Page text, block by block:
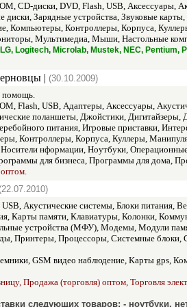
CD-диски, DVD, Flash, USB, Аксессуары,
Зарядные устройства, Звуковые
Компьютеры, Контроллеры, Корпуса,
Мультимедиа, Мыши, Настольные
Logitech, Microlab, Mustek, NEC, Pentium,
| (30.10.2009)
помощь.
Flash, USB, Адаптеры, Аксессуары,
поланшеты, Джойстики,
питания, Игровые приставки,
Контроллеры, Корпуса, Куллеры,
нформации, Ноутбуки,
для бизнеса, Программы для дома,
(22.07.2010)
USB, Акустические системы, Блоки питания,
Карты памяти, Клавиатуры, Колонки,
устройства (МФУ), Модемы, Модули
Принтеры, Процессоры, Системные блоки,
GSM видео наблюдение, Карты gps,
Продажа (торговля) оптом, Торговля
следующих товаров: - ноутбуки,